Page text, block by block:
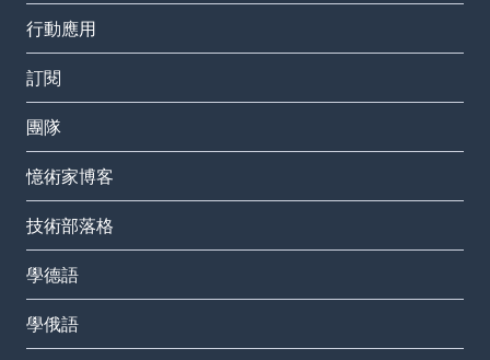
行動應用
訂閱
團隊
憶術家博客
技術部落格
學德語
學俄語